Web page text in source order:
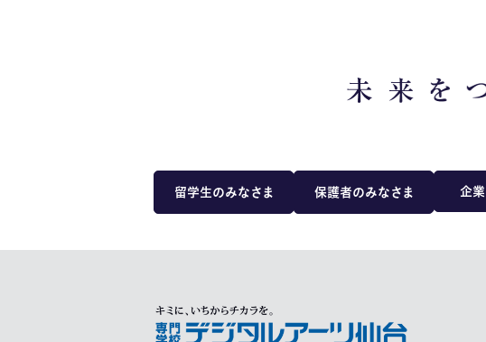
留学生のみなさま 保護者のみなさま 企